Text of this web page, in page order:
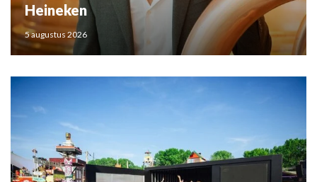
Heineken
5 augustus 2026